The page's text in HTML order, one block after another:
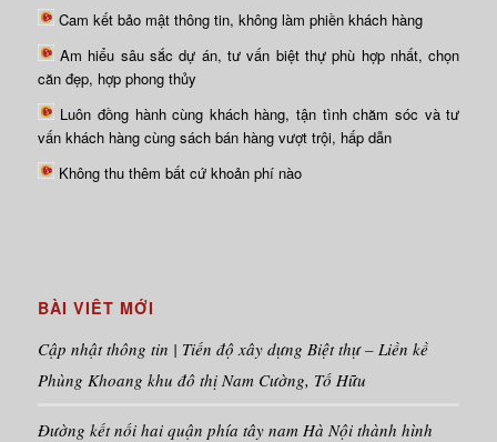
Cam kết bảo mật thông tin, không làm phiền khách hàng
Am hiểu sâu sắc dự án, tư vấn biệt thự phù hợp nhất, chọn
căn đẹp, hợp phong thủy
Luôn đồng hành cùng khách hàng, tận tình chăm sóc và tư
vấn khách hàng cùng sách bán hàng vượt trội, hấp dẫn
Không thu thêm bất cứ khoản phí nào
BÀI VIÊT MỚI
Cập nhật thông tin | Tiến độ xây dựng Biệt thự – Liền kề
Phùng Khoang khu đô thị Nam Cường, Tố Hữu
Đường kết nối hai quận phía tây nam Hà Nội thành hình